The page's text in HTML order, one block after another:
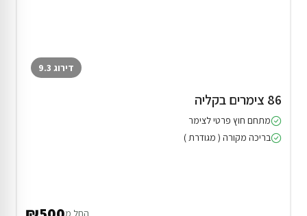
דירוג 9.3
86 צימרים בקליה
מתחם חוץ פרטי לצימר
בריכה מקורה ( מגודרת )
החל מ